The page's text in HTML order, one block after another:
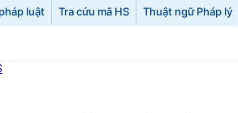
luật Tra cứu mã HS Thuật ngữ Pháp lý